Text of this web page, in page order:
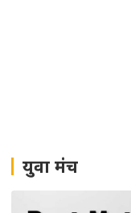
युवा मंच